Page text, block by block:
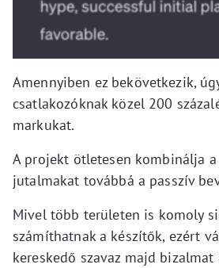
Amennyiben ez bekövetkezik,
csatlakozóknak közel 200
markukat.
A projekt ötletesen kombinálja a
jutalmakat továbbá a passzív
Mivel több területen is komoly
számíthatnak a készítők, ezért
kereskedő szavaz majd bizalmat